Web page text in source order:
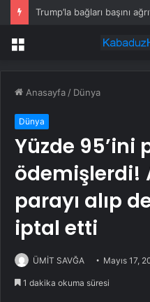
Menü
Anasayfa / Dünya
Dünya
Yüzde 95’ini
ödemişlerdi!
parayı alıp
iptal etti
ÜMİT SAVĞA Mayıs 17,
1 dakika okuma süresi